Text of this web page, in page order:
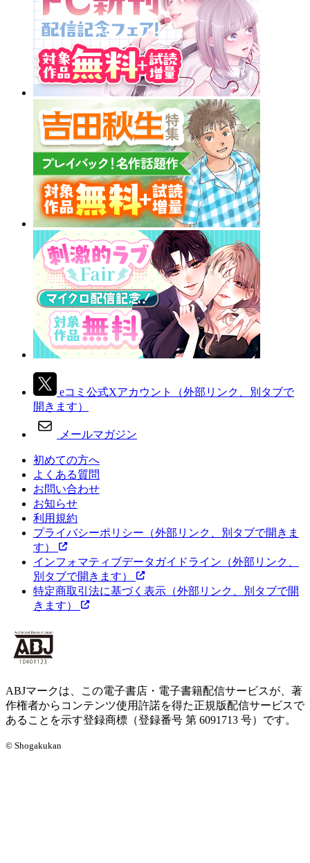
eコミ公式Xアカウント
（外部リンク、別タブで
開きます）
メールマガジン
初めての方へ
よくある質問
お問い合わせ
お知らせ
利用規約
プライバシーポリシー （外部リンク、別タブで開きま
す）
インフォマティブデータガイドライン （外部リンク、
別タブで開きます）
特定商取引法に基づく表示 （外部リンク、別タブで開
きます）
ABJマークは、この電子書店・電子書籍配信サービスが、著
作権者からコンテンツ使用許諾を得た正規版配信サービスで
あることを示す登録商標（登録番号 第 6091713 号）です。
© Shogakukan